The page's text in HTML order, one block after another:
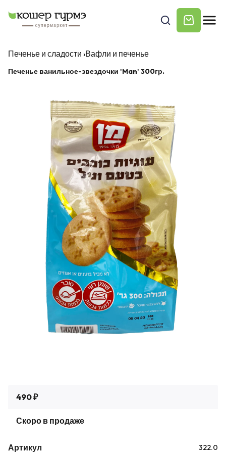
Печенье и сладости ›Вафли и печенье
Печенье ванильное-звездочки 'Man' 300гр.
490 ₽
Скоро в продаже
Артикул 322.0